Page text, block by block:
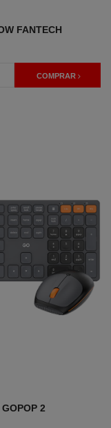
FANTECH
COMPRAR
2